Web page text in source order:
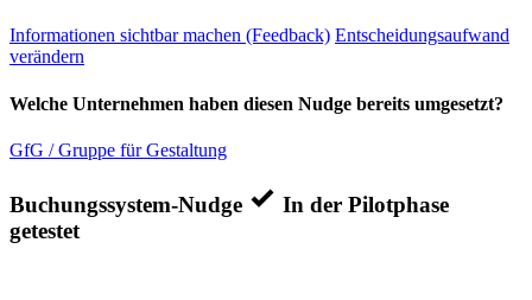
Informationen sichtbar machen (Feedback) Entscheidungsaufwand
verändern
Welche Unternehmen haben diesen Nudge bereits umgesetzt?
GfG / Gruppe für Gestaltung
Buchungssystem-Nudge
In der Pilotphase
getestet